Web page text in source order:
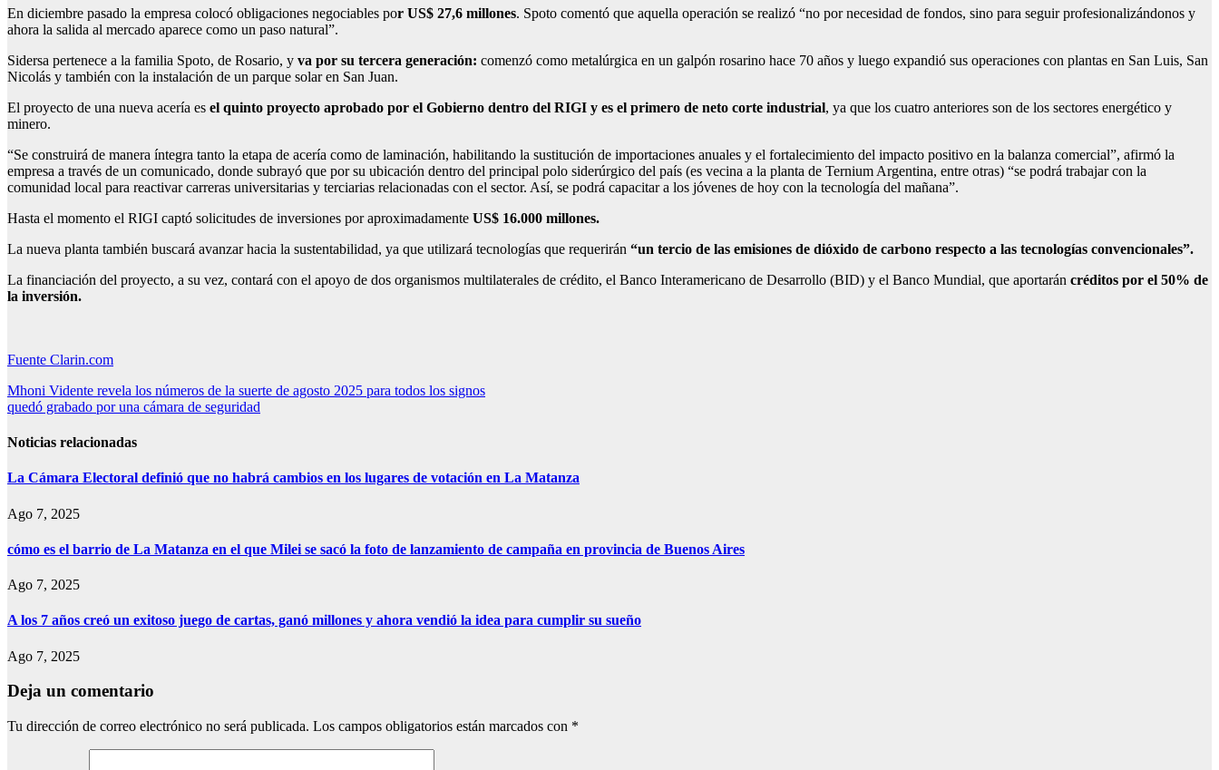
En diciembre pasado la empresa colocó obligaciones negociables por US$ 27,6 millones. Spoto comentó que aquella operación se realizó “no por necesidad de fondos, sino para seguir profesionalizándonos y
ahora la salida al mercado aparece como un paso natural”.
Sidersa pertenece a la familia Spoto, de Rosario, y va por su tercera generación: comenzó como metalúrgica en un galpón rosarino hace 70 años y luego expandió sus operaciones con plantas en San Luis, San
Nicolás y también con la instalación de un parque solar en San Juan.
El proyecto de una nueva acería es el quinto proyecto aprobado por el Gobierno dentro del RIGI y es el primero de neto corte industrial, ya que los cuatro anteriores son de los sectores energético y
minero.
“Se construirá de manera íntegra tanto la etapa de acería como de laminación, habilitando la sustitución de importaciones anuales y el fortalecimiento del impacto positivo en la balanza comercial”, afirmó la
empresa a través de un comunicado, donde subrayó que por su ubicación dentro del principal polo siderúrgico del país (es vecina a la planta de Ternium Argentina, entre otras) “se podrá trabajar con la
comunidad local para reactivar carreras universitarias y terciarias relacionadas con el sector. Así, se podrá capacitar a los jóvenes de hoy con la tecnología del mañana”.
Hasta el momento el RIGI captó solicitudes de inversiones por aproximadamente US$ 16.000 millones.
La nueva planta también buscará avanzar hacia la sustentabilidad, ya que utilizará tecnologías que requerirán “un tercio de las emisiones de dióxido de carbono respecto a las tecnologías convencionales”.
La financiación del proyecto, a su vez, contará con el apoyo de dos organismos multilaterales de crédito, el Banco Interamericano de Desarrollo (BID) y el Banco Mundial, que aportarán créditos por el 50% de
la inversión.
Fuente Clarin.com
Navegación
de
entradas
Mhoni Vidente revela los números de la suerte de agosto 2025 para todos los signos
quedó grabado por una cámara de seguridad
Noticias relacionadas
La Cámara Electoral definió que no habrá cambios en los lugares de votación en La Matanza
Ago 7, 2025
cómo es el barrio de La Matanza en el que Milei se sacó la foto de lanzamiento de campaña en provincia de Buenos Aires
Ago 7, 2025
A los 7 años creó un exitoso juego de cartas, ganó millones y ahora vendió la idea para cumplir su sueño
Ago 7, 2025
Deja un comentario
Tu dirección de correo electrónico no será publicada. Los campos obligatorios están marcados con *